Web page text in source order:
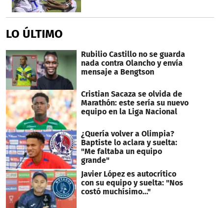
LO ÚLTIMO
Rubilio Castillo no se guarda
nada contra Olancho y envía
mensaje a Bengtson
Cristian Sacaza se olvida de
Marathón: este sería su nuevo
equipo en la Liga Nacional
¿Quería volver a Olimpia?
Baptiste lo aclara y suelta:
"Me faltaba un equipo
grande"
Javier López es autocrítico
con su equipo y suelta: "Nos
costó muchísimo..."